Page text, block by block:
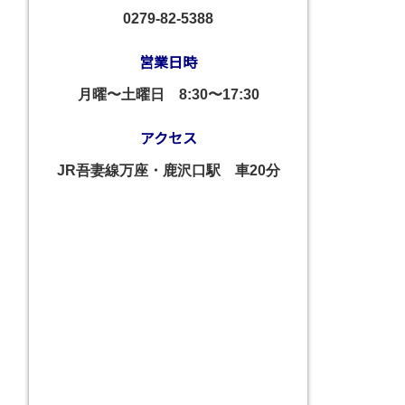
0279-82-5388
営業日時
月曜〜土曜日 8:30〜17:30
アクセス
JR吾妻線万座・鹿沢口駅 車20分